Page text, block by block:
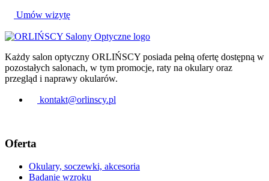
Umów wizytę
Każdy salon optyczny ORLIŃSCY posiada pełną ofertę dostępną w
pozostałych salonach, w tym promocje, raty na okulary oraz
przegląd i naprawy okularów.
kontakt@orlinscy.pl
Oferta
Okulary, soczewki, akcesoria
Badanie wzroku